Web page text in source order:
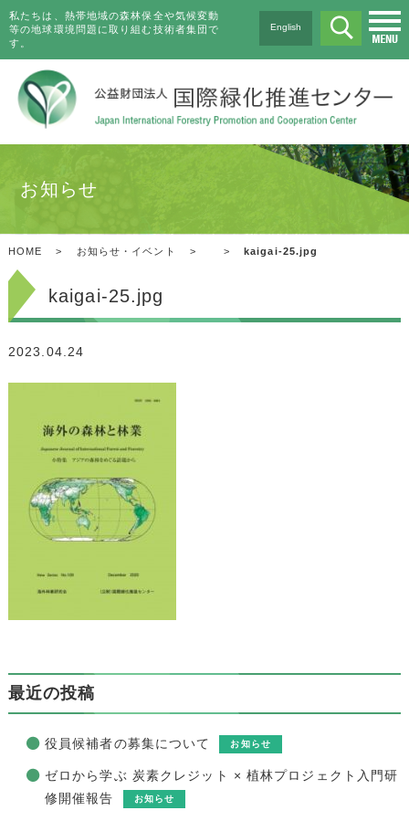
私たちは、熱帯地域の森林保全や気候変動
等の地球環境問題に取り組む技術者集団で
す。
English
お知らせ
HOME > お知らせ・イベント > > kaigai-25.jpg
kaigai-25.jpg
2023.04.24
最近の投稿
役員候補者の募集について お知らせ
ゼロから学ぶ 炭素クレジット × 植林プロジェクト入門研
修開催報告
お知らせ